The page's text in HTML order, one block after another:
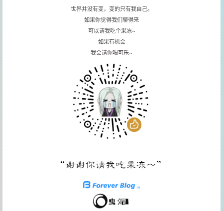
世界并没有变，变的只有我自己。
如果你觉得我们聊得来
可以请我吃个果冻~
如果有机会
我会请你喝可乐~